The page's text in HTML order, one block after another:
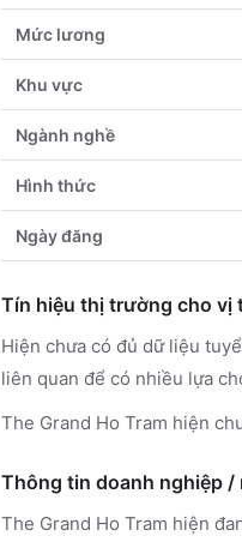
Mức lương
Khu vực
Ngành nghề
Hình thức
Ngày đăng
Tín hiệu thị trường cho vị
Hiện chưa có đủ dữ liệu
liên quan để có nhiều lựa
The Grand Ho Tram hiện
Thông tin doanh nghiệp /
The Grand Ho Tram hiện